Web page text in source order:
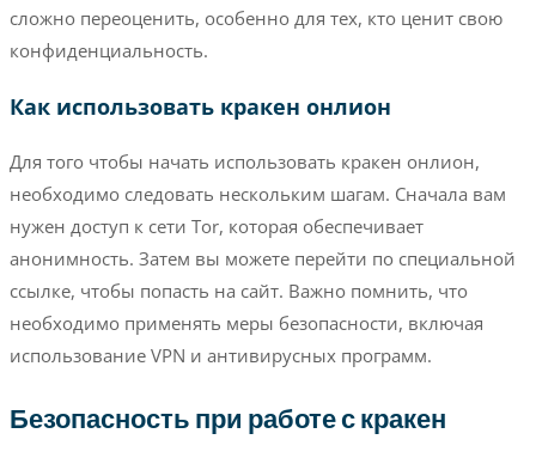
сложно переоценить, особенно для тех, кто ценит свою
конфиденциальность.
Как использовать кракен онлион
Для того чтобы начать использовать кракен онлион,
необходимо следовать нескольким шагам. Сначала вам
нужен доступ к сети Tor, которая обеспечивает
анонимность. Затем вы можете перейти по специальной
ссылке, чтобы попасть на сайт. Важно помнить, что
необходимо применять меры безопасности, включая
использование VPN и антивирусных программ.
Безопасность при работе с кракен